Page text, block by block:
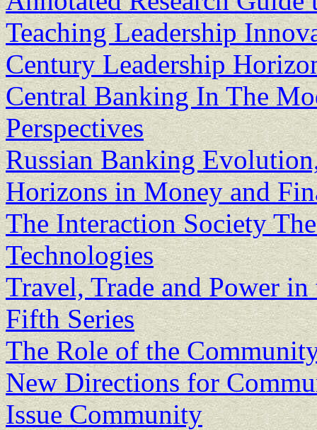
Teaching Leadership
Century Leadership
Central Banking In The
Perspectives
Russian Banking
Horizons in Money and
The Interaction Society
Technologies
Travel, Trade and Power
Fifth Series
The Role of the
New Directions for
Issue Community